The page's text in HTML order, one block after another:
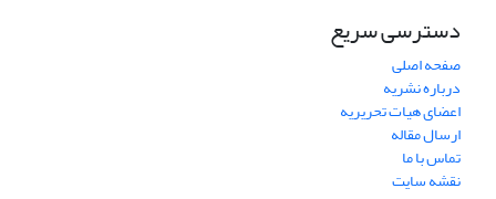
دسترسی سریع
صفحه اصلی
درباره نشریه
اعضای هیات تحریریه
ارسال مقاله
تماس با ما
نقشه سایت